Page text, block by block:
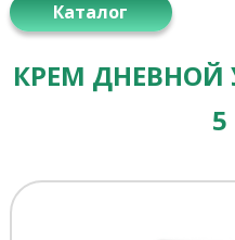
Каталог
КРЕМ
5